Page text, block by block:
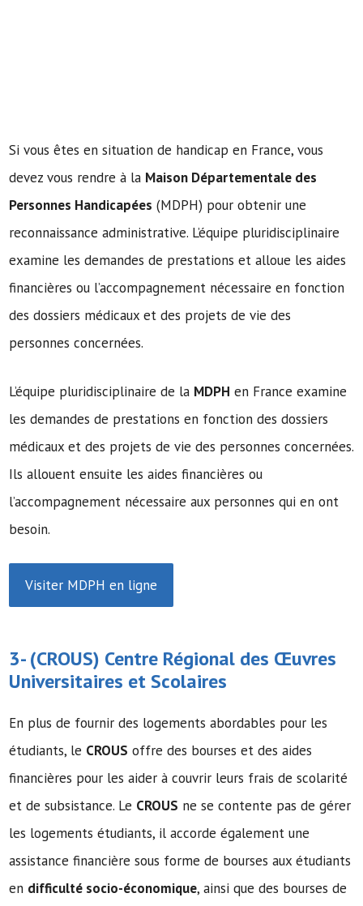
Si vous êtes en situation de handicap en France, vous
devez vous rendre à la Maison Départementale des
Personnes Handicapées (MDPH) pour obtenir une
reconnaissance administrative. L’équipe pluridisciplinaire
examine les demandes de prestations et alloue les aides
financières ou l’accompagnement nécessaire en fonction
des dossiers médicaux et des projets de vie des
personnes concernées.
L’équipe pluridisciplinaire de la MDPH en France examine
les demandes de prestations en fonction des dossiers
médicaux et des projets de vie des personnes concernées.
Ils allouent ensuite les aides financières ou
l’accompagnement nécessaire aux personnes qui en ont
besoin.
Visiter MDPH en ligne
3- (CROUS) Centre Régional des Œuvres
Universitaires et Scolaires
En plus de fournir des logements abordables pour les
étudiants, le CROUS offre des bourses et des aides
financières pour les aider à couvrir leurs frais de scolarité
et de subsistance. Le CROUS ne se contente pas de gérer
les logements étudiants, il accorde également une
assistance financière sous forme de bourses aux étudiants
en difficulté socio-économique, ainsi que des bourses de